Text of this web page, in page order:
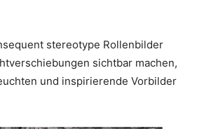
stereotype Rollenbilder
sichtbar machen,
und inspirierende Vorbilder